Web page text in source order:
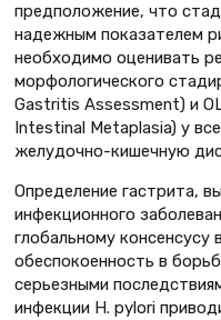
предположение, что
надежным показателем
необходимо оценивать
морфологического
Gastritis Assessment) и
Intestinal Metaplasia) у
желудочно-кишечную
Определение гастрита,
инфекционного
глобальному консенсусу
обеспокоенность в
серьезными
инфекции H. pylori